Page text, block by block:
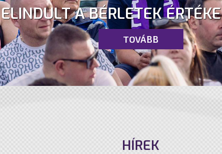
ELINDULT A BÉRLETEK
TOVÁBB
HÍREK